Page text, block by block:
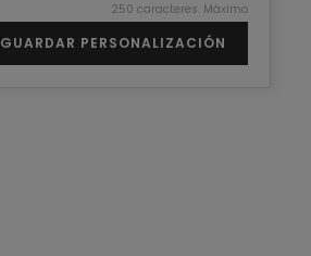
250 caracteres. Máximo
GUARDAR PERSONALIZACIÓN